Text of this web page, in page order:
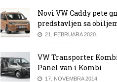
Novi VW Caddy pete
predstavljen sa
21. FEBRUARA 2020.
VW Transporter
Panel van i Kombi
17. NOVEMBRA 2014.